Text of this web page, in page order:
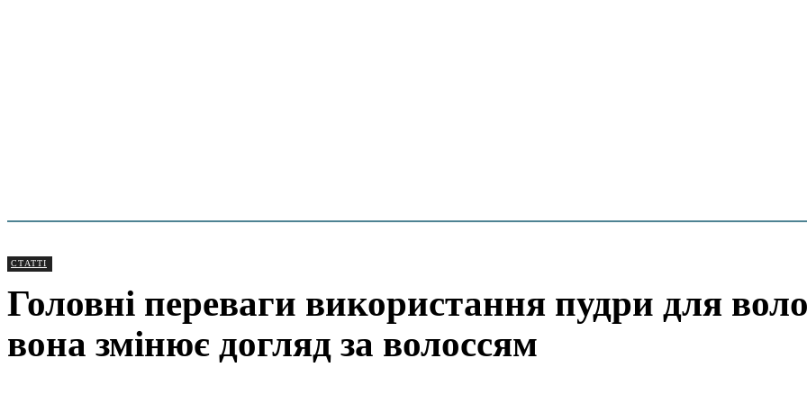
СТАТТІ
Головні переваги використання пудри для
вона змінює догляд за волоссям